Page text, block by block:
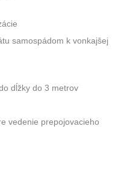
samospádom k vonkajšej
dĺžky do 3 metrov
vedenie prepojovacieho